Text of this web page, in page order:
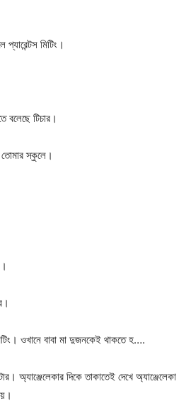
মিটিং।
বলেছে টিচার।
স্কুলে।
ওখানে বাবা মা দুজনকেই থাকতে হ….
অ্যাঞ্জেলেকার দিকে তাকাতেই দেখে অ্যাঞ্জেলেকা